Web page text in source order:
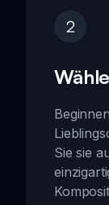
2
Sie sie